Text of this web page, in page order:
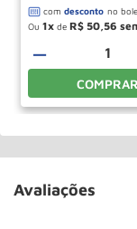
Ou 1 de R$ 50,56
－
COMPRAR
Avaliações